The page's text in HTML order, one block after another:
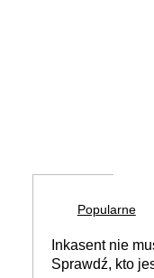
Popularne
Inkasent nie
Sprawdź, kto